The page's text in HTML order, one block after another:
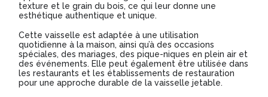
texture et le grain du bois, ce qui leur donne une
esthétique authentique et unique.
Cette vaisselle est adaptée à une utilisation
quotidienne à la maison, ainsi qu’à des occasions
spéciales, des mariages, des pique-niques en plein air et
des événements. Elle peut également être utilisée dans
les restaurants et les établissements de restauration
pour une approche durable de la vaisselle jetable.